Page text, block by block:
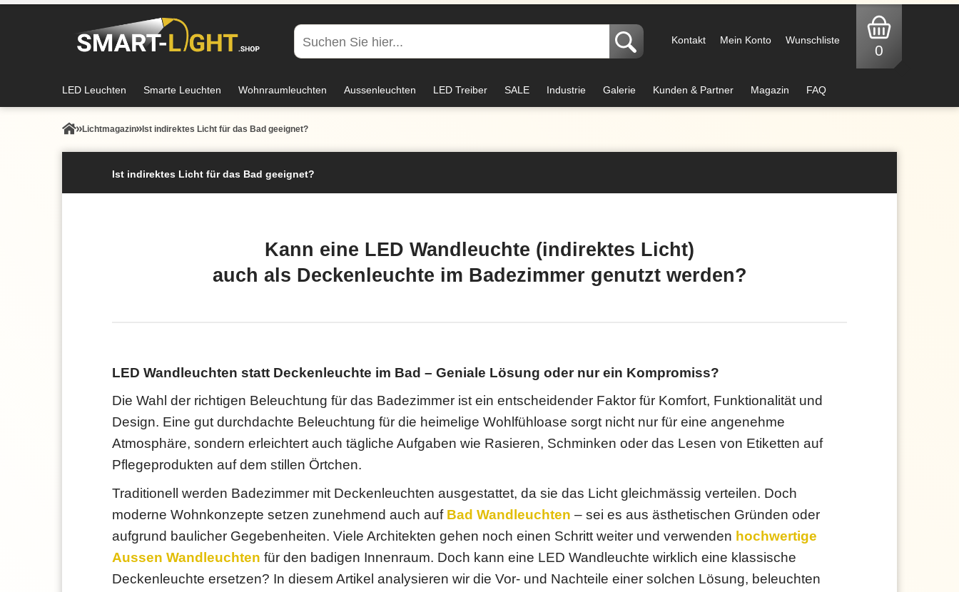
Kontakt Mein Konto Wunschliste
0
LED Leuchten Smarte Leuchten Wohnraumleuchten Aussenleuchten LED Treiber SALE Industrie Galerie Kunden & Partner Magazin FAQ
Lichtmagazin Ist indirektes Licht für das Bad geeignet?
Ist indirektes Licht für das Bad geeignet?
Kann eine LED Wandleuchte (indirektes Licht)
auch als Deckenleuchte im Badezimmer genutzt werden?
LED Wandleuchten statt Deckenleuchte im Bad – Geniale Lösung oder nur ein Kompromiss?
Die Wahl der richtigen Beleuchtung für das Badezimmer ist ein entscheidender Faktor für Komfort, Funktionalität und
Design. Eine gut durchdachte Beleuchtung für die heimelige Wohlfühloase sorgt nicht nur für eine angenehme
Atmosphäre, sondern erleichtert auch tägliche Aufgaben wie Rasieren, Schminken oder das Lesen von Etiketten auf
Pflegeprodukten auf dem stillen Örtchen.
Traditionell werden Badezimmer mit Deckenleuchten ausgestattet, da sie das Licht gleichmässig verteilen. Doch
moderne Wohnkonzepte setzen zunehmend auch auf Bad Wandleuchten – sei es aus ästhetischen Gründen oder
aufgrund baulicher Gegebenheiten. Viele Architekten gehen noch einen Schritt weiter und verwenden hochwertige
Aussen Wandleuchten für den badigen Innenraum. Doch kann eine LED Wandleuchte wirklich eine klassische
Deckenleuchte ersetzen? In diesem Artikel analysieren wir die Vor- und Nachteile einer solchen Lösung, beleuchten